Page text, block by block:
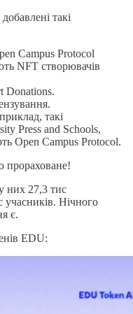
такі
Campus Protocol
NFT створювачів
Donations.
такі
Press and Schools,
Open Campus Protocol.
прораховане!
них 27,3 тис
учасників. Нічного
є.
EDU: